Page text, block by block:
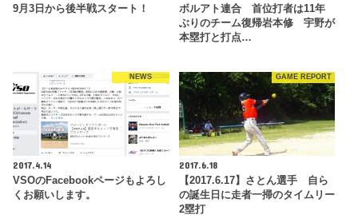
9月3日から後半戦スタート！
ボルアト連合 首位打者は11年
ぶりのチーム復帰岩本修 宇野が
本塁打と打点…
NEWS
2017.4.14
VSOのFacebookページもよろし
くお願いします。
GAME REPORT
2017.6.18
【2017.6.17】さとん選手 自ら
の誕生日に走者一掃のタイムリー
2塁打